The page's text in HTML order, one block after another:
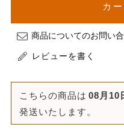
カ
商品についてのお問い
レビューを書く
こちらの商品は 08月10
発送いたします。